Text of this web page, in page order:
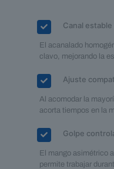
Canal
El acanalado
clavo, mejorando la
Ajuste
Al acomodar la
acorta tiempos en la
Golpe
El mango asimétrico
permite trabajar